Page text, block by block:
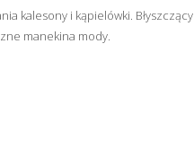
kalesony i kąpielówki. Błyszczący
manekina mody.